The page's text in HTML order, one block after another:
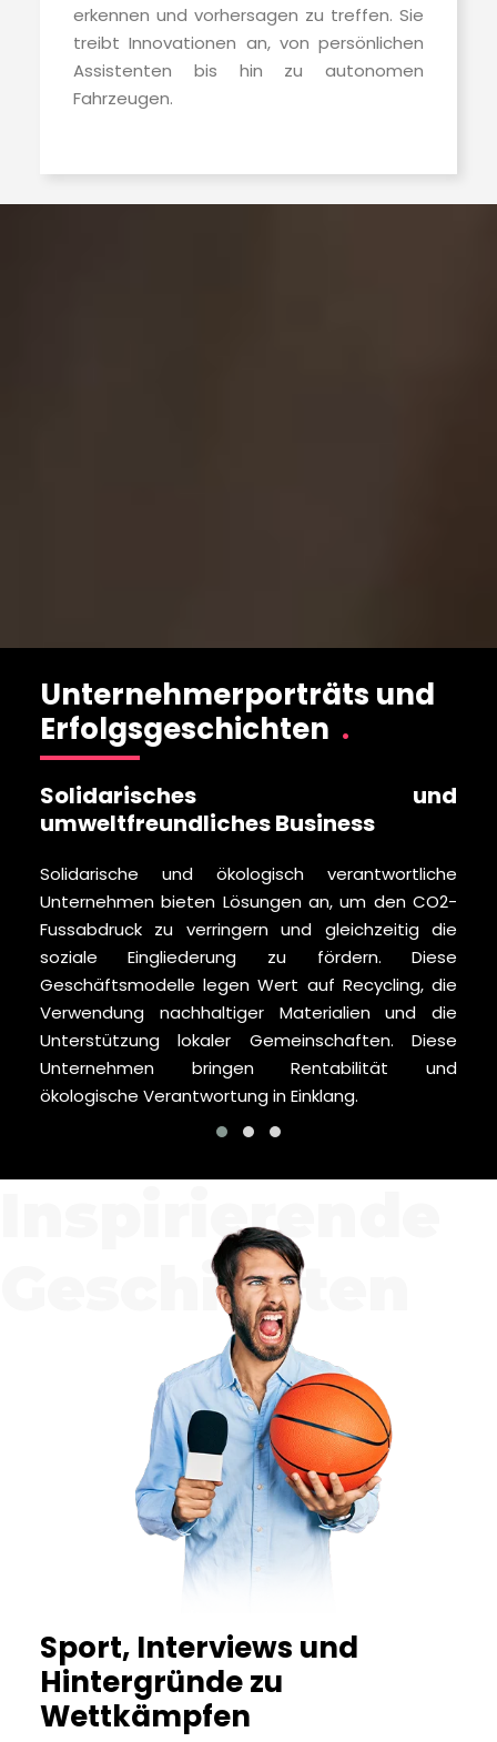
erkennen und vorhersagen zu treffen. Sie
treibt Innovationen an, von persönlichen
Assistenten bis hin zu autonomen
Fahrzeugen.
Unternehmerporträts und
Erfolgsgeschichten .
Solidarisches und
umweltfreundliches Business
Solidarische und ökologisch verantwortliche
Unternehmen bieten Lösungen an, um den CO2-
Fussabdruck zu verringern und gleichzeitig die
soziale Eingliederung zu fördern. Diese
Geschäftsmodelle legen Wert auf Recycling, die
Verwendung nachhaltiger Materialien und die
Unterstützung lokaler Gemeinschaften. Diese
Unternehmen bringen Rentabilität und
ökologische Verantwortung in Einklang.
Inspirierende
Geschichten
Sport, Interviews und
Hintergründe zu
Wettkämpfen